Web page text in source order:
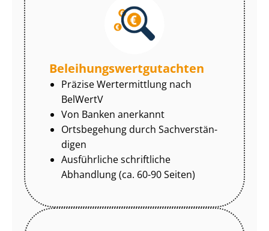
Be­lei­hungs­wert­gut­ach­ten
Präzise Wertermittlung nach
BelWertV
Von Banken anerkannt
Ortsbegehung durch Sach­ver­stän­
di­gen
Ausführliche schriftliche
Abhandlung (ca. 60-90 Seiten)